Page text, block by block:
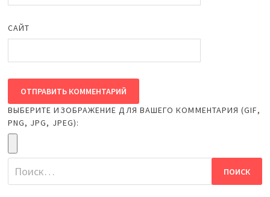
САЙТ
ВЫБЕРИТЕ ИЗОБРАЖЕНИЕ ДЛЯ ВАШЕГО КОММЕНТАРИЯ (GIF,
PNG, JPG, JPEG):
Найти: